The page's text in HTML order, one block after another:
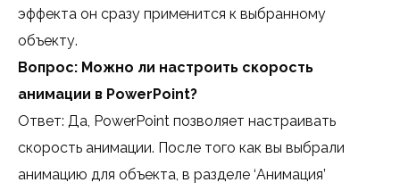
эффекта он сразу применится к выбранному
объекту.
Вопрос: Можно ли настроить скорость
анимации в PowerPoint?
Ответ: Да, PowerPoint позволяет настраивать
скорость анимации. После того как вы выбрали
анимацию для объекта, в разделе ‘Анимация’